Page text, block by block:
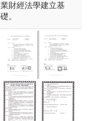
業財經法學建立基
礎。
個案研討：以
法律理論為基
礎，配合相關